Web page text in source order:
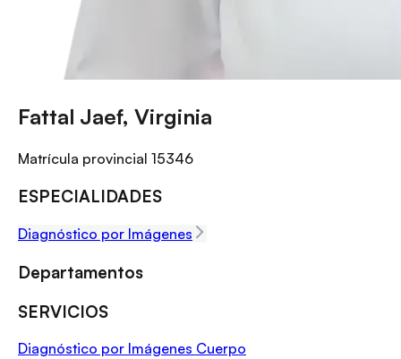
Fattal Jaef, Virginia
Matrícula provincial 15346
ESPECIALIDADES
Diagnóstico por Imágenes
Departamentos
SERVICIOS
Diagnóstico por Imágenes Cuerpo